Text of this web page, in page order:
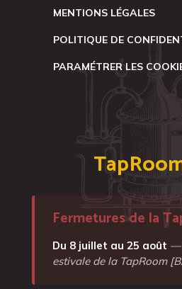
MENTIONS LÉGALES
POLITIQUE DE
PARAMÉTRER LES
Fermetures de la
Du 8 juillet au 25 août —
estivale de la TapRoom